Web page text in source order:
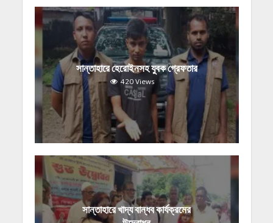
সান্তাহারে হেরোইনসহ যুবক গ্রেফতার
420 Views
সান্তাহারে খাদ্য বান্ধব কার্যক্রমের